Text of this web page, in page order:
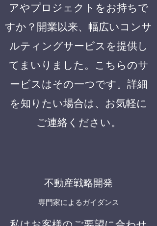
アやプロジェクトをお持ちで
すか？開業以来、幅広いコンサ
ルティングサービスを提供し
てまいりました。こちらのサ
ービスはその一つです。詳細
を知りたい場合は、お気軽に
ご連絡ください。
不動産戦略開発
専門家によるガイダンス